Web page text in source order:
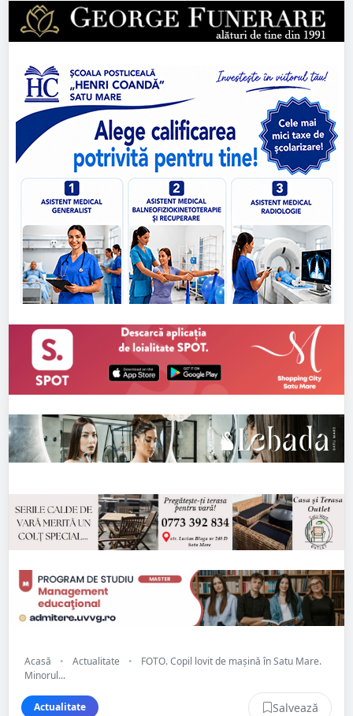
Acasă • Actualitate •
FOTO. Copil lovit de mașină în Satu Mare.
Minorul...
Actualitate Salvează